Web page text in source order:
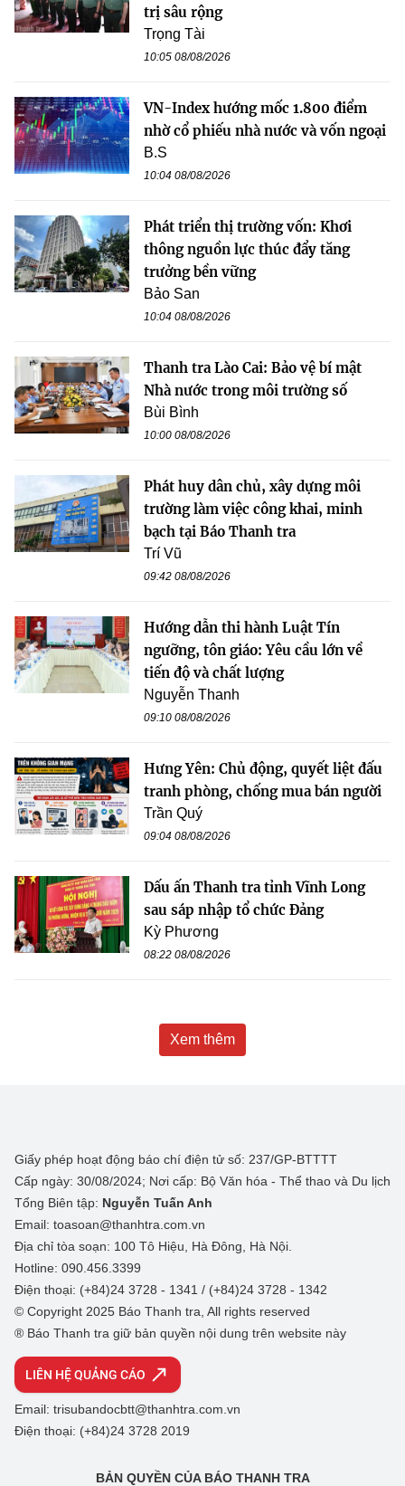
trị sâu rộng
Trọng Tài
10:05 08/08/2026
VN-Index hướng mốc 1.800 điểm
nhờ cổ phiếu nhà nước và vốn ngoại
B.S
10:04 08/08/2026
Phát triển thị trường vốn: Khơi
thông nguồn lực thúc đẩy tăng
trưởng bền vững
Bảo San
10:04 08/08/2026
Thanh tra Lào Cai: Bảo vệ bí mật
Nhà nước trong môi trường số
Bùi Bình
10:00 08/08/2026
Phát huy dân chủ, xây dựng môi
trường làm việc công khai, minh
bạch tại Báo Thanh tra
Trí Vũ
09:42 08/08/2026
Hướng dẫn thi hành Luật Tín
ngưỡng, tôn giáo: Yêu cầu lớn về
tiến độ và chất lượng
Nguyễn Thanh
09:10 08/08/2026
Hưng Yên: Chủ động, quyết liệt đấu
tranh phòng, chống mua bán người
Trần Quý
09:04 08/08/2026
Dấu ấn Thanh tra tỉnh Vĩnh Long
sau sáp nhập tổ chức Đảng
Kỳ Phương
08:22 08/08/2026
Xem thêm
Giấy phép hoạt động báo chí điện tử số: 237/GP-BTTTT
Cấp ngày: 30/08/2024; Nơi cấp: Bộ Văn hóa - Thể thao và Du lịch
Tổng Biên tập: Nguyễn Tuấn Anh
Email: toasoan@thanhtra.com.vn
Địa chỉ tòa soạn: 100 Tô Hiệu, Hà Đông, Hà Nội.
Hotline: 090.456.3399
Điện thoại: (+84)24 3728 - 1341 / (+84)24 3728 - 1342
© Copyright 2025 Báo Thanh tra, All rights reserved
® Báo Thanh tra giữ bản quyền nội dung trên website này
LIÊN HỆ QUẢNG CÁO
Email: trisubandocbtt@thanhtra.com.vn
Điện thoại: (+84)24 3728 2019
BẢN QUYỀN CỦA BÁO THANH TRA